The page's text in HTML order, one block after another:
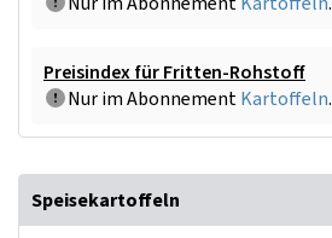
Preisindex für Fritten-Rohstoff
Nur im AbonnementKartoffeln.
Speisekartoffeln